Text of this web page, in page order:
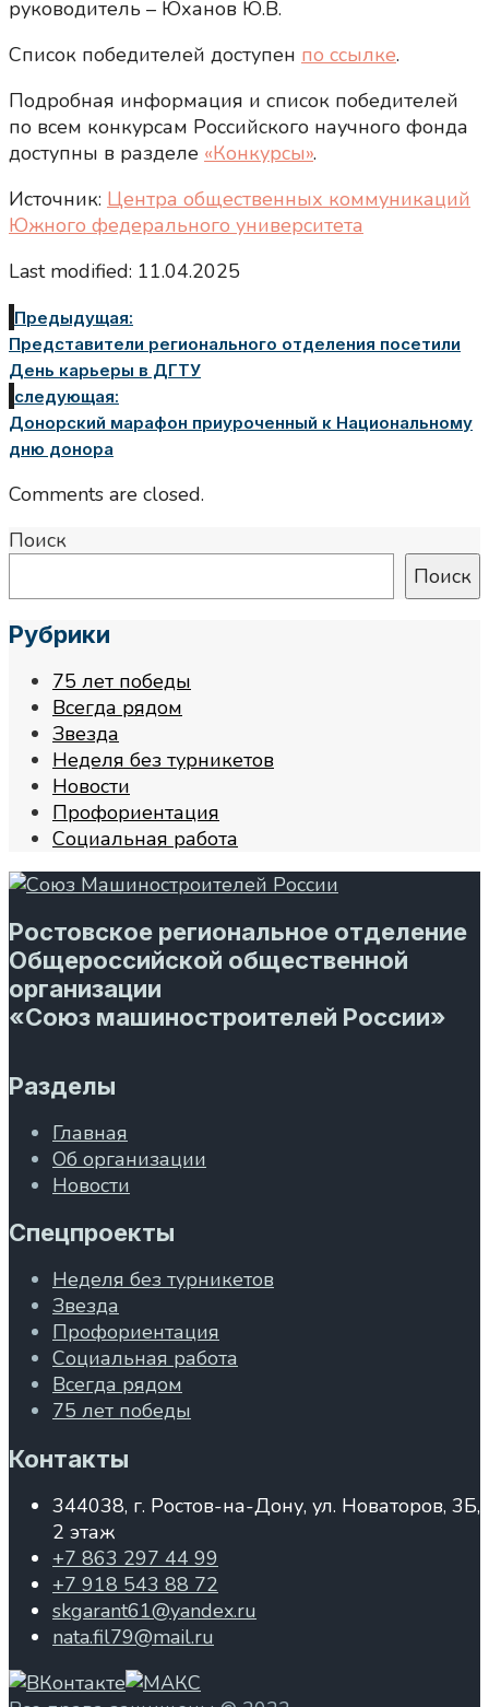
руководитель – Юханов Ю.В.
Список победителей доступен по ссылке.
Подробная информация и список победителей
по всем конкурсам Российского научного фонда
доступны в разделе «Конкурсы».
Источник: Центра общественных коммуникаций
Южного федерального университета
Last modified: 11.04.2025
Предыдущая:
Представители регионального отделения посетили
День карьеры в ДГТУ
следующая:
Донорский марафон приуроченный к Национальному
дню донора
Comments are closed.
Поиск
Поиск
Рубрики
75 лет победы
Всегда рядом
Звезда
Неделя без турникетов
Новости
Профориентация
Социальная работа
Ростовское региональное отделение
Общероссийской общественной
организации
«Союз машиностроителей России»
Разделы
Главная
Об организации
Новости
Спецпроекты
Неделя без турникетов
Звезда
Профориентация
Социальная работа
Всегда рядом
75 лет победы
Контакты
344038, г. Ростов-на-Дону, ул. Новаторов, 3Б,
2 этаж
+7 863 297 44 99
+7 918 543 88 72
skgarant61@yandex.ru
nata.fil79@mail.ru